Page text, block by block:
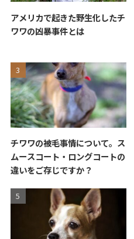
アメリカで起きた野生化したチ
ワワの凶暴事件とは
チワワの被毛事情について。ス
ムースコート・ロングコートの
違いをご存じですか？